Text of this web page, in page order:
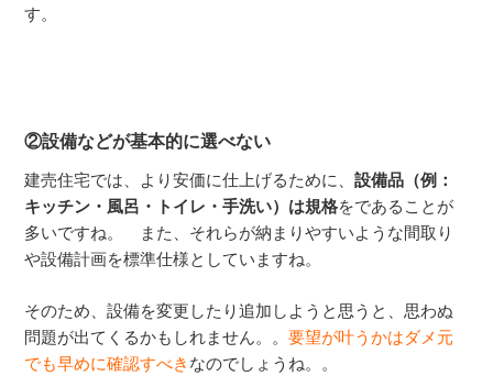
す。
②設備などが基本的に選べない
建売住宅では、より安価に仕上げるために、設備品（例：
キッチン・風呂・トイレ・手洗い）は規格をであることが
多いですね。 また、それらが納まりやすいような間取り
や設備計画を標準仕様としていますね。
そのため、設備を変更したり追加しようと思うと、思わぬ
問題が出てくるかもしれません。。要望が叶うかはダメ元
でも早めに確認すべき なのでしょうね。。